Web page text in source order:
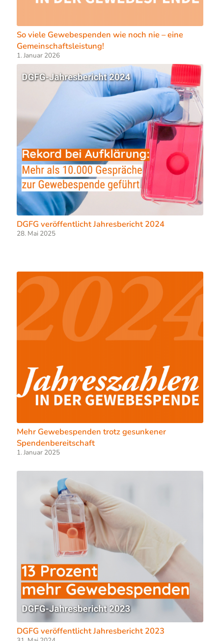
So viele Gewebespenden wie noch nie – eine
Gemeinschaftsleistung!
1. Januar 2026
DGFG veröffentlicht Jahresbericht 2024
28. Mai 2025
Mehr Gewebespenden trotz gesunkener
Spendenbereitschaft
1. Januar 2025
DGFG veröffentlicht Jahresbericht 2023